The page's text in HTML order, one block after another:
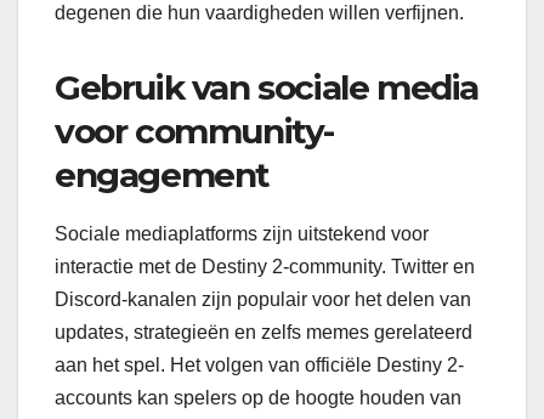
degenen die hun vaardigheden willen verfijnen.
Gebruik van sociale media
voor community-
engagement
Sociale mediaplatforms zijn uitstekend voor
interactie met de Destiny 2-community. Twitter en
Discord-kanalen zijn populair voor het delen van
updates, strategieën en zelfs memes gerelateerd
aan het spel. Het volgen van officiële Destiny 2-
accounts kan spelers op de hoogte houden van